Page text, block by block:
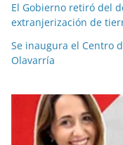
El Gobierno retiró del
extranjerización de
Se inaugura el Centro
Olavarría